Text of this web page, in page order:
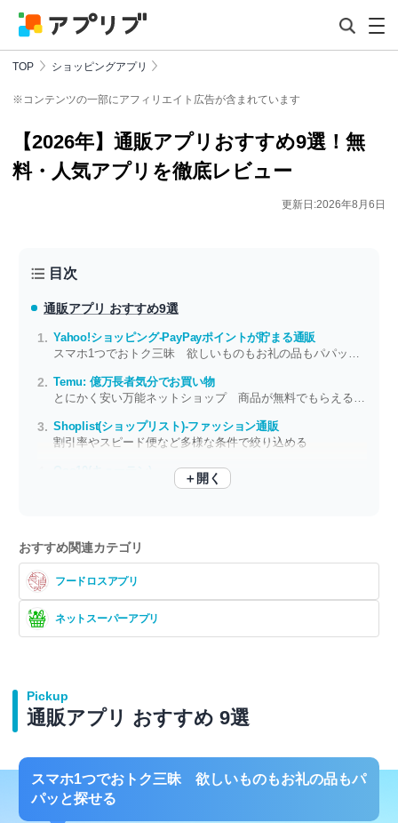
TOP ショッピングアプリ
※コンテンツの一部にアフィリエイト広告が含まれています
【2026年】通販アプリおすすめ9選！無
料・人気アプリを徹底レビュー
更新日:2026年8月6日
目次
通販アプリ おすすめ9選
Yahoo!ショッピング-PayPayポイントが貯まる通販
スマホ1つでおトク三昧 欲しいものもお礼の品もパパッと探せる
Temu: 億万長者気分でお買い物
とにかく安い万能ネットショップ 商品が無料でもらえるチャンスも！
Shoplist(ショップリスト)-ファッション通販
割引率やスピード便など多様な条件で絞り込める
＋開く
おすすめ関連カテゴリ
フードロスアプリ
ネットスーパーアプリ
Pickup
通販アプリ おすすめ 9選
スマホ1つでおトク三昧 欲しいものもお礼の品もパ
パッと探せる